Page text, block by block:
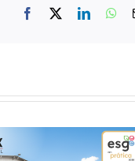
Facebook
X LinkedIn